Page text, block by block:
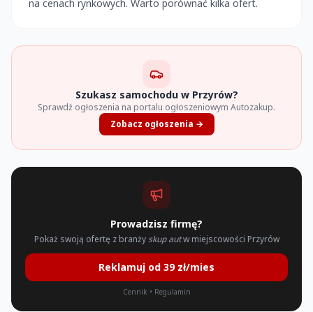
na cenach rynkowych. Warto porównać kilka ofert.
Szukasz samochodu w Przyrów?
Sprawdź ogłoszenia na portalu ogłoszeniowym Autozakup.
Zobacz ogłoszenia →
Prowadzisz firmę?
Pokaż swoją ofertę z branżyskup autw miejscowości Przyrów
Reklamuj od 39 zł/mies
Cennik • Regulamin